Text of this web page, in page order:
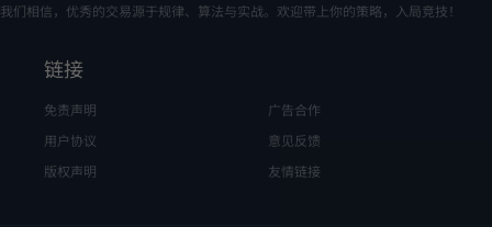
我们相信，优秀的交易源于规律、算法与实战。欢迎带上你的策略，入局竞技！
链接
免责声明
用户协议
版权声明
广告合作
意见反馈
友情链接